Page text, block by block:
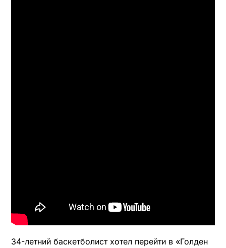
34-летний баскетболист хотел перейти в «Голден